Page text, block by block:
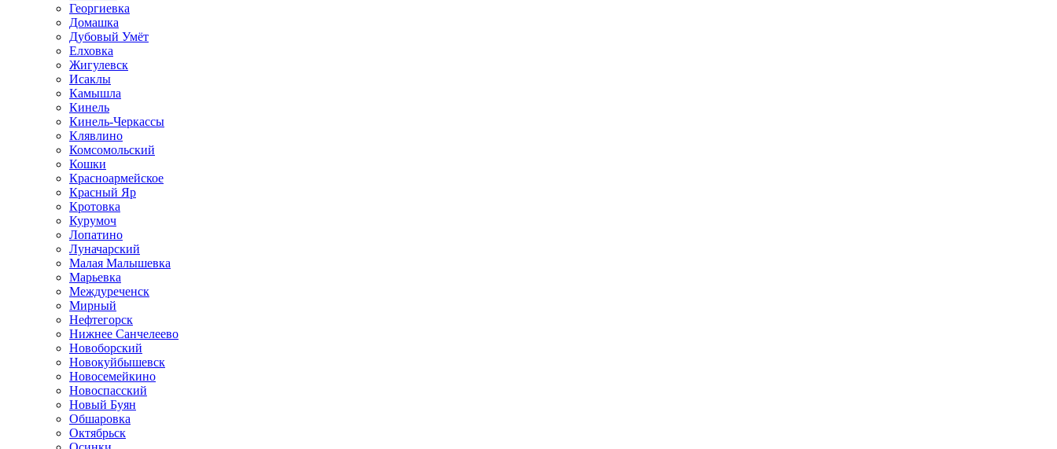
Георгиевка
Домашка
Дубовый Умёт
Елховка
Жигулевск
Исаклы
Камышла
Кинель
Кинель-Черкассы
Клявлино
Комсомольский
Кошки
Красноармейское
Красный Яр
Кротовка
Курумоч
Лопатино
Луначарский
Малая Малышевка
Марьевка
Междуреченск
Мирный
Нефтегорск
Нижнее Санчелеево
Новоборский
Новокуйбышевск
Новосемейкино
Новоспасский
Новый Буян
Обшаровка
Октябрьск